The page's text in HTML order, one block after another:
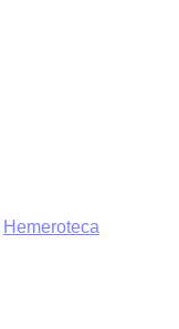
Hemeroteca